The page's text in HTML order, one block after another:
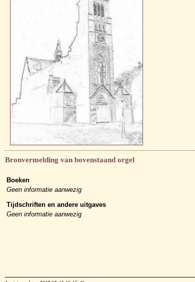
Bronvermelding van bovenstaand orgel
Boeken
Geen informatie aanwezig
Tijdschriften en andere uitgaves
Geen informatie aanwezig